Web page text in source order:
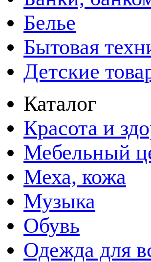
Белье
Бытовая
Детские
Каталог
Красота и
Мебельный
Меха, кожа
Музыка
Обувь
Одежда для